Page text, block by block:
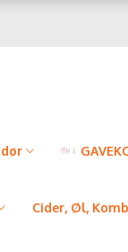
Cider, Øl,